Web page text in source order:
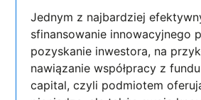
Jednym z najbardziej
sfinansowanie innowacyjnego
pozyskanie inwestora, na
nawiązanie współpracy z
capital, czyli podmiotem